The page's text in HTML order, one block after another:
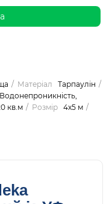
Матеріал
Тарпаулін
Водонепроникність,
кв.м Розмір 4х5 м